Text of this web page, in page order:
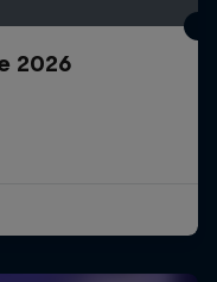
2026